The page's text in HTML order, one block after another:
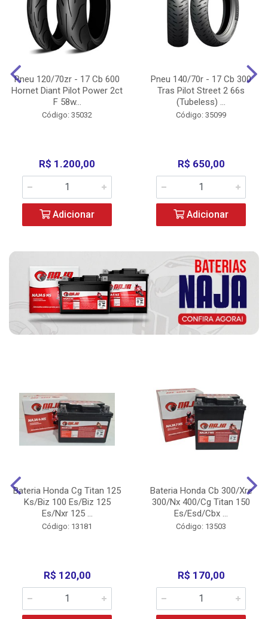
Pneu 120/70zr - 17 Cb 600
Hornet Diant Pilot Power 2ct
F 58w...
Código: 35032
R$ 1.200,00
Adicionar
Pneu 140/70r - 17 Cb 300
Tras Pilot Street 2 66s
(Tubeless) ...
Código: 35099
R$ 650,00
Adicionar
Bateria Honda Cg Titan 125
Ks/Biz 100 Es/Biz 125
Es/Nxr 125 ...
Código: 13181
R$ 120,00
Bateria Honda Cb 300/Xre
300/Nx 400/Cg Titan 150
Es/Esd/Cbx ...
Código: 13503
R$ 170,00